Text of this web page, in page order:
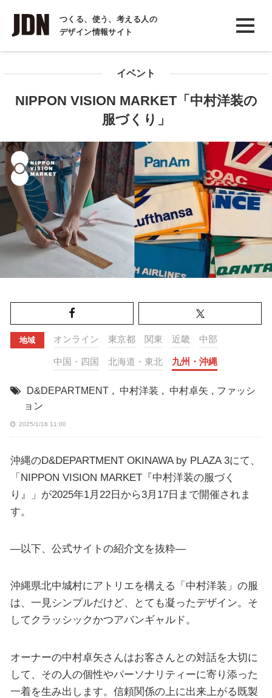
つくる、使う、考える人の
デザイン情報サイト
INTERVIEW
インタビュー
イベント
NIPPON VISION MARKET「中村洋装の
服づくり」
地域 オンライン 東京都 関東 近畿 中部
中国・四国 北海道・東北 九州・沖縄
D&DEPARTMENT , 中村洋装 , 中村卓矢 , ファッシ
ョン
2025/1/16 11:00
沖縄のD&DEPARTMENT OKINAWA by PLAZA 3にて、
「NIPPON VISION MARKET『中村洋装の服づく
り』」が2025年1月22日から3月17日まで開催されま
す。
—以下、公式サイトの紹介文を抜粋—
沖縄県北中城村にアトリエを構える「中村洋装」の服
は、一見シンプルだけど、とても凝ったデザイン。そ
してクラッシックかつアバンギャルド。
オーナーの中村卓矢さんはお客さんとの対話を大切に
して、その人の個性やパーソナリティーに寄り添った
一着を生み出します。信頼関係の上に出来上がる既製